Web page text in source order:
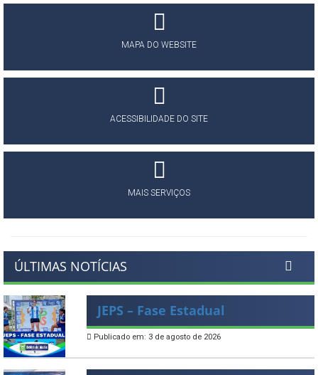
MAPA DO WEBSITE
ACESSIBILIDADE DO SITE
MAIS SERVIÇOS
ÚLTIMAS NOTÍCIAS
JEPS – Fase Estadual
Publicado em: 3 de agosto de 2026